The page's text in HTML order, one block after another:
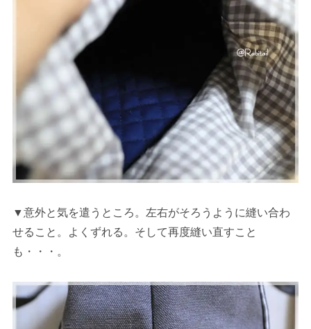
▼意外と気を遣うところ。左右がそろうように縫い合わ
せること。よくずれる。そして再度縫い直すこと
も・・・。